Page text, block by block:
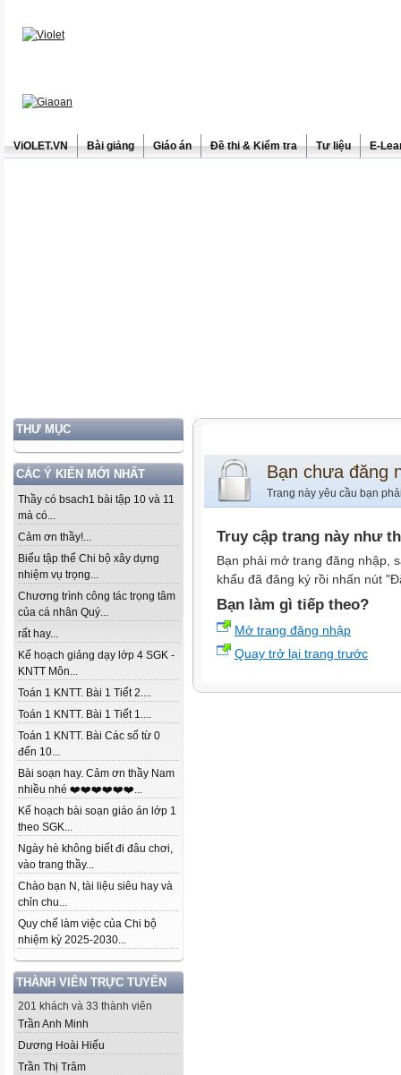
ViOLET.VN Bài giảng Giáo án Đề thi & Kiểm tra Tư liệu E-
THƯ MỤC
CÁC Ý KIẾN MỚI NHẤT
Thầy có bsach1 bài tập 10 và 11
mà có...
Cảm ơn thầy!...
Biểu tập thể Chi bộ xây dựng
nhiệm vụ trọng...
Chương trình công tác trọng tâm
của cá nhân Quý...
rất hay...
Kế hoạch giảng dạy lớp 4 SGK -
KNTT Môn...
Toán 1 KNTT. Bài 1 Tiết 2....
Toán 1 KNTT. Bài 1 Tiết 1....
Toán 1 KNTT. Bài Các số từ 0
đến 10...
Bài soạn hay. Cảm ơn thầy Nam
nhiều nhé ❤️❤️❤️❤️❤️❤️...
Kế hoạch bài soạn giáo án lớp 1
theo SGK...
Ngày hè không biết đi đâu chơi,
vào trang thầy...
Chào bạn N, tài liệu siêu hay và
chỉn chu...
Quy chế làm việc của Chi bộ
nhiệm kỳ 2025-2030...
THÀNH VIÊN TRỰC TUYẾN
201 khách và 33 thành viên
Trần Anh Minh
Dương Hoài Hiếu
Trần Thị Trâm
Bạn chưa đăng
Trang này yêu cầu bạn
Truy cập trang này như
Bạn phải mở trang đăng nhập,
khẩu đã đăng ký rồi nhấn nút
Bạn làm gì tiếp theo?
Mở trang đăng nhập
Quay trở lại trang trước